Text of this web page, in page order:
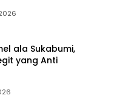
ala Sukabumi,
yang Anti